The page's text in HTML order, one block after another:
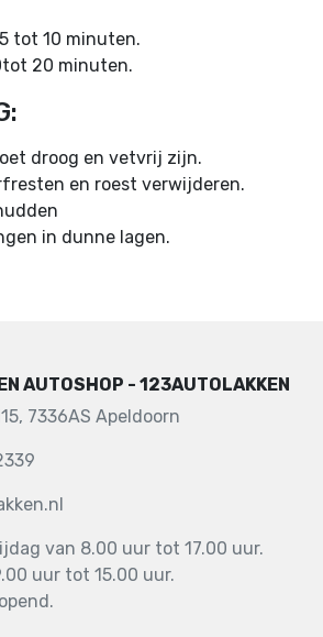
tot 10 minuten.
20 minuten.
droog en vetvrij zijn.
en roest verwijderen.
in dunne lagen.
AUTOSHOP - 123AUTOLAKKEN
7336AS Apeldoorn
van 8.00 uur tot 17.00 uur.
uur tot 15.00 uur.